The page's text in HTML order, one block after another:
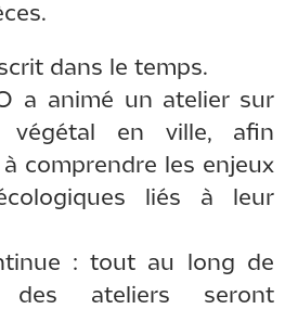
dans le temps.
a animé un atelier sur
végétal en ville, afin
à comprendre les enjeux
liés à leur
: tout au long de
des ateliers seront